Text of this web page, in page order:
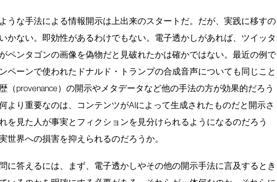
うな手法による情報開示は上出来のスタートだ。だが、実践に移すの
かない。即効性があるわけでもない。電子透かしがあれば、ツイッタ
ペンタゴンの画像を偽物だと見破れたかは確かではない。最近の例で
ペーンで使われたドナルド・トランプの合成音声についても同じこと
（provenance）の開示やメタデータなど他の手法の方が効果的だろう
より重要なのは、コンテンツがAIによって生成されたものだと開示さ
を見た人が事実とフィクションを見分けられるようになるのだろう
世界への損害を抑えられるのだろうか。
に答えるには、まず、電子透かしやその他の開示手法に言及するとき